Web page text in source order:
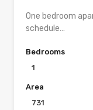
One bedroom
schedule…
Bedrooms
1
Area
731